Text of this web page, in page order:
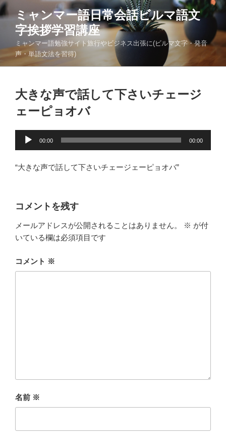
コ
ン
へ
ミャンマー語日常会話ビルマ語文
字挨拶学習講座
ミャンマー語勉強サイト旅行やビジネス出張に(ビルマ文字・発音
声・単語文法を習得)
大きな声で話して下さいチェージ
ェーピョオバ
レ
ー
00:00 00:00
“大きな声で話して下さいチェージェーピョオバ”
コメントを残す
メールアドレスが公開されることはありません。 ※ が付
いている欄は必須項目です
コメント ※
名前 ※